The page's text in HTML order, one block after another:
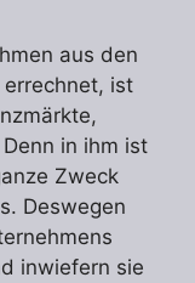
aus den
ist
in ihm ist
Zweck
Deswegen
inwiefern sie